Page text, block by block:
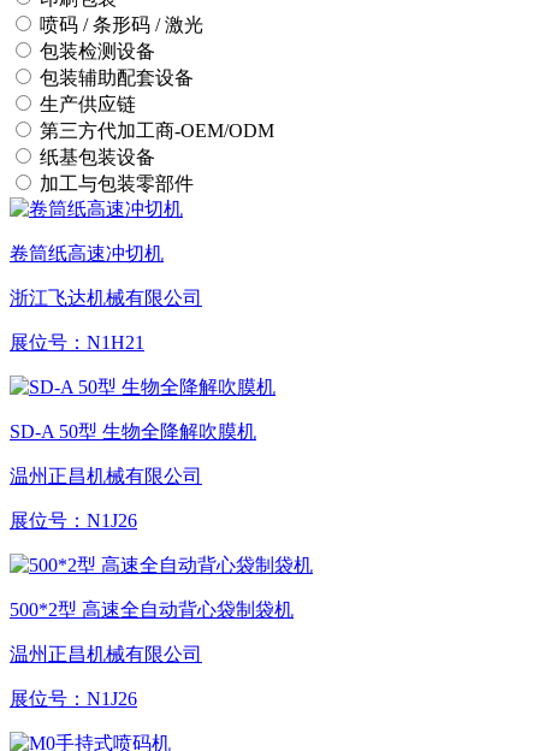
喷码 / 条形码 / 激光
包装检测设备
包装辅助配套设备
生产供应链
第三方代加工商-OEM/ODM
纸基包装设备
加工与包装零部件
卷筒纸高速冲切机
浙江飞达机械有限公司
展位号： N1H21
SD-A 50型 生物全降解吹膜机
温州正昌机械有限公司
展位号： N1J26
500*2型 高速全自动背心袋制袋机
温州正昌机械有限公司
展位号： N1J26